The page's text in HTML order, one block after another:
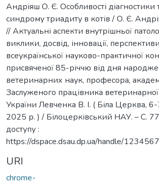
Андріяш О. Є. Особливості діагностики
синдрому триадиту в котів / О. Є.
// Актуальні аспекти внутрішньої
виклики, досвід, інновації,
всеукраїнської науково-практичної
присвяченої 85-річчю від дня
ветеринарних наук, професора,
Заслуженого працівника
України Левченка В. І. ( Біла Церква,
2025 р. ) / Білоцерківський НАУ. – С.
доступу :
https://dspace.dsau.dp.ua/handle/
URI
chrome-